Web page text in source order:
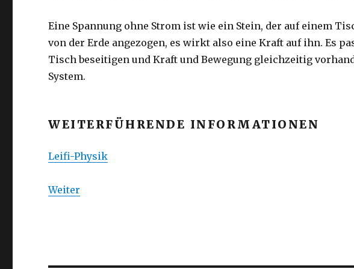
Eine Spannung ohne Strom ist wie ein Stein, der auf einem
von der Erde angezogen, es wirkt also eine Kraft auf ihn. Es
Tisch beseitigen und Kraft und Bewegung gleichzeitig
System.
WEITERFÜHRENDE INFORMATIONEN
Leifi-Physik
Weiter